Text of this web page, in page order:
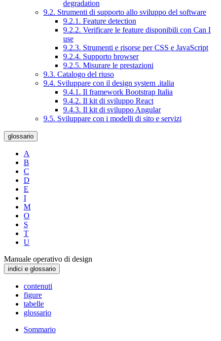
degradation
9.2. Strumenti di supporto allo sviluppo del software
9.2.1. Feature detection
9.2.2. Verificare le feature disponibili con Can I
use
9.2.3. Strumenti e risorse per CSS e JavaScript
9.2.4. Supporto browser
9.2.5. Misurare le prestazioni
9.3. Catalogo del riuso
9.4. Sviluppare con il design system .italia
9.4.1. Il framework Bootstrap Italia
9.4.2. Il kit di sviluppo React
9.4.3. Il kit di sviluppo Angular
9.5. Sviluppare con i modelli di sito e servizi
glossario
A
B
C
D
E
I
M
O
S
T
U
Manuale operativo di design
indici e glossario
contenuti
figure
tabelle
glossario
Sommario